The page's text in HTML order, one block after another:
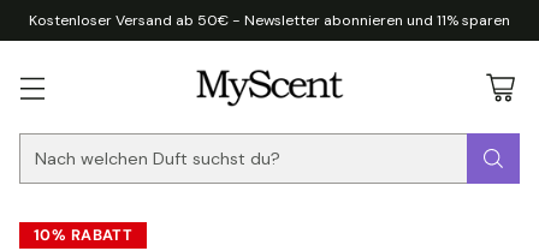
Nach welchen Duft suchst du?
Kostenloser Versand ab 50€ - Newsletter abonnieren und 11% sparen
10% RABATT